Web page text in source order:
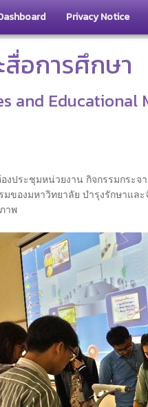
Privacy Notice
อการศึกษา
and Educational
ระชุมหน่วยงาน กิจกรรมกระจ
ของมหาวิทยาลัย บำรุงรักษา
าพ